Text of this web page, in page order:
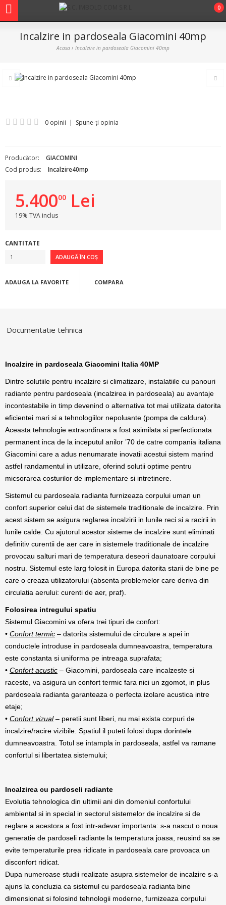
0
Incalzire in pardoseala Giacomini 40mp
Acasa Incalzire in pardoseala Giacomini 40mp
0 opinii | Spune-ţi opinia
Producător:
GIACOMINI
Cod produs:
Incalzire40mp
5.40000 Lei
19% TVA inclus
CANTITATE
ADAUGA LA FAVORITE COMPARA
Documentatie tehnica
Incalzire in pardoseala Giacomini Italia 40MP
Dintre solutiile pentru incalzire si climatizare, instalatiile cu panouri
radiante pentru pardoseala (incalzirea in pardoseala) au avantaje
incontestabile in timp devenind o alternativa tot mai utilizata datorita
eficientei mari si a tehnologiilor nepoluante (pompa de caldura).
Aceasta tehnologie extraordinara a fost asimilata si perfectionata
permanent inca de la inceputul anilor ’70 de catre compania italiana
Giacomini care a adus nenumarate inovatii acestui sistem marind
astfel randamentul in utilizare, oferind solutii optime pentru
micsorarea costurilor de implementare si intretinere.
Sistemul cu pardoseala radianta furnizeaza corpului uman un
confort superior celui dat de sistemele traditionale de incalzire. Prin
acest sistem se asigura reglarea incalzirii in lunile reci si a racirii in
lunile calde. Cu ajutorul acestor sisteme de incalzire sunt eliminati
definitiv curentii de aer care in sistemele traditionale de incalzire
provocau salturi mari de temperatura deseori daunatoare corpului
nostru. Sistemul este larg folosit in Europa datorita starii de bine pe
care o creaza utilizatorului (absenta problemelor care deriva din
circulatia aerului: curenti de aer, praf).
Folosirea intregului spatiu
Sistemul Giacomini va ofera trei tipuri de confort:
• Confort termic – datorita sistemului de circulare a apei in
conductele introduse in pardoseala dumneavoastra, temperatura
este constanta si uniforma pe intreaga suprafata;
• Confort acustic – Giacomini, pardoseala care incalzeste si
raceste, va asigura un confort termic fara nici un zgomot, in plus
pardoseala radianta garanteaza o perfecta izolare acustica intre
etaje;
• Confort vizual– peretii sunt liberi, nu mai exista corpuri de
incalzire/racire vizibile. Spatiul il puteti folosi dupa dorintele
dumneavoastra. Totul se intampla in pardoseala, astfel va ramane
confortul si libertatea sistemului;
Incalzirea cu pardoseli radiante
Evolutia tehnologica din ultimii ani din domeniul confortului
ambiental si in special in sectorul sistemelor de incalzire si de
reglare a acestora a fost intr-adevar importanta: s-a nascut o noua
generatie de pardoseli radiante la temperatura joasa, reusind sa se
evite temperaturile prea ridicate in pardoseala care provoaca un
disconfort ridicat.
Dupa numeroase studii realizate asupra sistemelor de incalzire s-a
ajuns la concluzia ca sistemul cu pardoseala radianta bine
dimensionat si folosind tehnologii moderne, furnizeaza corpului